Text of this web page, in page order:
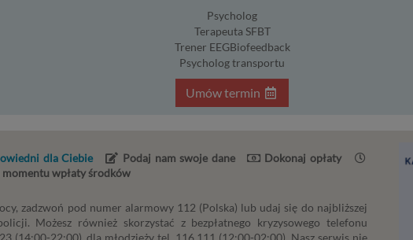
Psycholog
Terapeuta SFBT
Trener EEGBiofeedback
Psycholog transportu
Umów termin
dla Ciebie Podaj nam swoje dane
Dokonaj opłaty
wpłaty środków
zadzwoń pod numer alarmowy 112 (Polska) lub udaj się do najbliższej
Możesz również skorzystać z bezpłatnego kryzysowego telefonu
(14:00-22:00), dla młodzieży tel. 116 111 (12:00-02:00). Nasz serwis nie
usługi, a Ty nie mógłbyś z niej korzystać.
Niezbędność przetwarzania do celów wynikających z prawnie
interesów realizowanych przez administratora lub przez stronę trzecią.
podstawa przetwarzania danych dotyczy przypadków, gdy ich
jest uzasadnione z uwagi na nasze usprawiedliwione potrzeby, co
między innymi konieczność zapewnienia bezpieczeństwa usługi (np.
dopasowania ich do potrzeb i wygody użytkowników (np.
treści w usługach) jak również prowadzenie marketingu i promocji
interesujesz się psychologią dziecka i oglądasz materiały na ten temat
Psychorada.pl to możemy Ci wyświetlić reklamę na podobny temat).